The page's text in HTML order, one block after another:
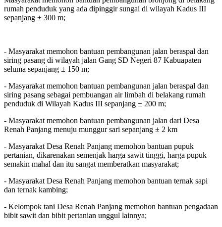
rumah penduduk yang ada dipinggir sungai di wilayah Kadus III
sepanjang ± 300 m;
- Masyarakat memohon bantuan pembangunan jalan beraspal dan
siring pasang di wilayah jalan Gang SD Negeri 87 Kabuapaten
seluma sepanjang ± 150 m;
- Masyarakat memohon bantuan pembangunan jalan beraspal dan
siring pasang sebagai pembuangan air limbah di belakang rumah
penduduk di Wilayah Kadus III sepanjang ± 200 m;
- Masyarakat memohon bantuan pembangunan jalan dari Desa
Renah Panjang menuju munggur sari sepanjang ± 2 km
- Masyarakat Desa Renah Panjang memohon bantuan pupuk
pertanian, dikarenakan semenjak harga sawit tinggi, harga pupuk
semakin mahal dan itu sangat memberatkan masyarakat;
- Masyarakat Desa Renah Panjang memohon bantuan ternak sapi
dan ternak kambing;
- Kelompok tani Desa Renah Panjang memohon bantuan pengadaan
bibit sawit dan bibit pertanian unggul lainnya;